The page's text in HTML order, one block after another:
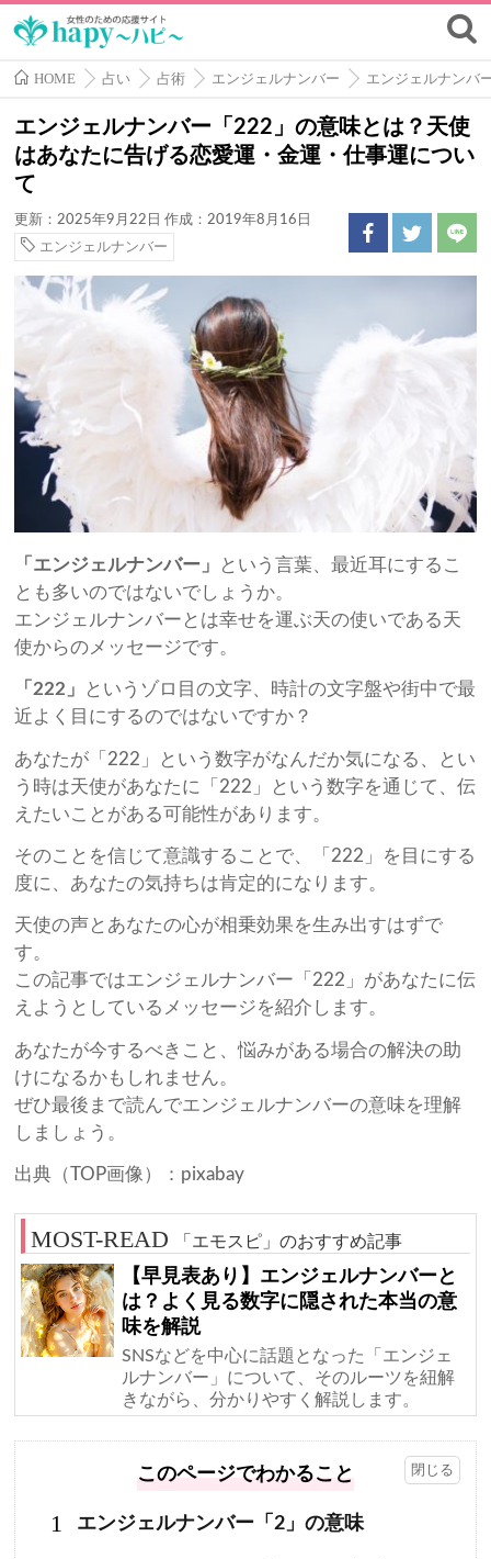
HOME 占い 占術 エンジェルナンバー エンジェルナンバ
エンジェルナンバー「222」の意味とは？天使
はあなたに告げる恋愛運・金運・仕事運につい
て
更新：2025年9月22日 作成：2019年8月16日
エンジェルナンバー
「エンジェルナンバー」
という言葉、最近耳にするこ
とも多いのではないでしょうか。
エンジェルナンバーとは幸せを運ぶ天の使いである天
使からのメッセージです。
「222」
というゾロ目の文字、時計の文字盤や街中で最
近よく目にするのではないですか？
あなたが「222」という数字がなんだか気になる、とい
う時は天使があなたに「222」という数字を通じて、伝
えたいことがある可能性があります。
そのことを信じて意識することで、「222」を目にする
度に、あなたの気持ちは肯定的になります。
天使の声とあなたの心が相乗効果を生み出すはずで
す。
この記事ではエンジェルナンバー「222」があなたに伝
えようとしているメッセージを紹介します。
あなたが今するべきこと、悩みがある場合の解決の助
けになるかもしれません。
ぜひ最後まで読んでエンジェルナンバーの意味を理解
しましょう。
出典（TOP画像）：pixabay
「エモスピ」のおすすめ記事
【早見表あり】エンジェルナンバーと
は？よく見る数字に隠された本当の意
味を解説
SNSなどを中心に話題となった「エンジェ
ルナンバー」について、そのルーツを紐解
きながら、分かりやすく解説します。
このページでわかること
1 エンジェルナンバー「2」の意味